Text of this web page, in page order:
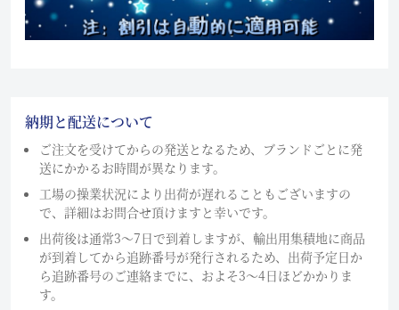
納期と配送について
ご注文を受けてからの発送となるため、ブランドごとに発
送にかかるお時間が異なります。
工場の操業状況により出荷が遅れることもございますの
で、詳細はお問合せ頂けますと幸いです。
出荷後は通常3～7日で到着しますが、輸出用集積地に商品
が到着してから追跡番号が発行されるため、出荷予定日か
ら追跡番号のご連絡までに、およそ3〜4日ほどかかりま
す。